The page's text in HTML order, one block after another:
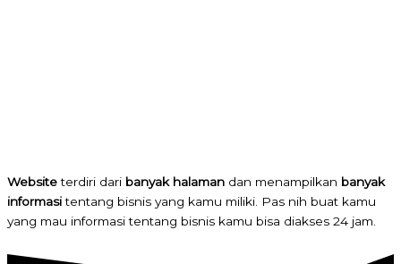
Websiteterdiri dari banyak halaman dan menampilkan banyak
informasitentang bisnis yang kamu miliki. Pas nih buat kamu
yang mau informasi tentang bisnis kamu bisa diakses 24 jam.